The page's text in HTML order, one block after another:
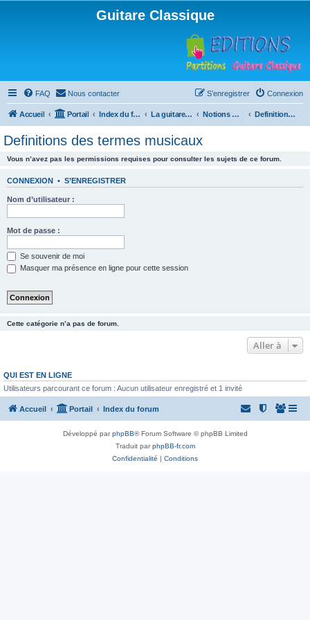
Guitare Classique
FAQ Nous contacter Connexion
S’enregistrer
Accueil Portail Index du forum La guitare : instrument, cours et théorie Notions musicales Definitions des termes musicaux
Definitions des termes musicaux
Vous n’avez pas les permissions requises pour consulter les sujets de ce forum.
CONNEXION • S’ENREGISTRER
Nom d’utilisateur :
Mot de passe :
Se souvenir de moi
Masquer ma présence en ligne pour cette session
Cette catégorie n’a pas de forum.
Aller à
QUI EST EN LIGNE
Utilisateurs parcourant ce forum : Aucun utilisateur enregistré et 1 invité
Accueil Portail Index du forum
Développé parphpBB® Forum Software © phpBB Limited
Traduit parphpBB-fr.com
Confidentialité | Conditions